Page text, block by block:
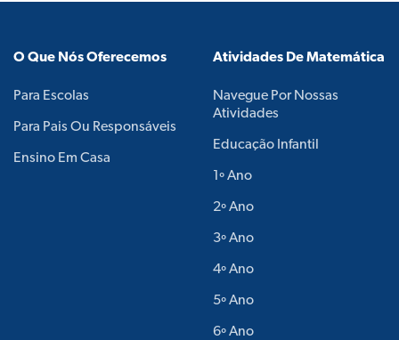
O Que Nós Oferecemos
Para Escolas
Para Pais Ou Responsáveis
Ensino Em Casa
Atividades De Matemática
Navegue Por Nossas
Atividades
Educação Infantil
1º Ano
2º Ano
3º Ano
4º Ano
5º Ano
6º Ano